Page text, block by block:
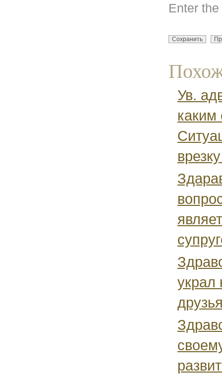
Enter
Ув.
каким
украл